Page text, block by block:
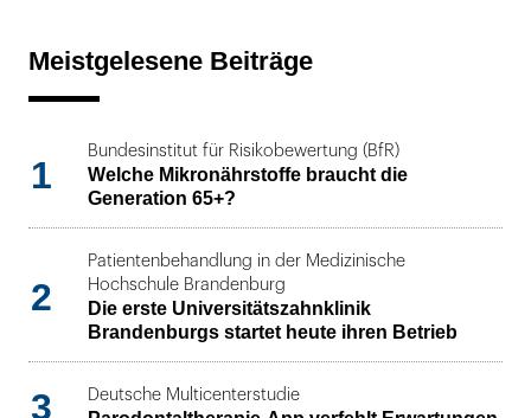
Meistgelesene Beiträge
1
Bundesinstitut für Risikobewertung (BfR)
Welche Mikronährstoffe braucht die
Generation 65+?
2
Patientenbehandlung in der Medizinische
Hochschule Brandenburg
Die erste Universitätszahnklinik
Brandenburgs startet heute ihren Betrieb
3 Deutsche Multicenterstudie